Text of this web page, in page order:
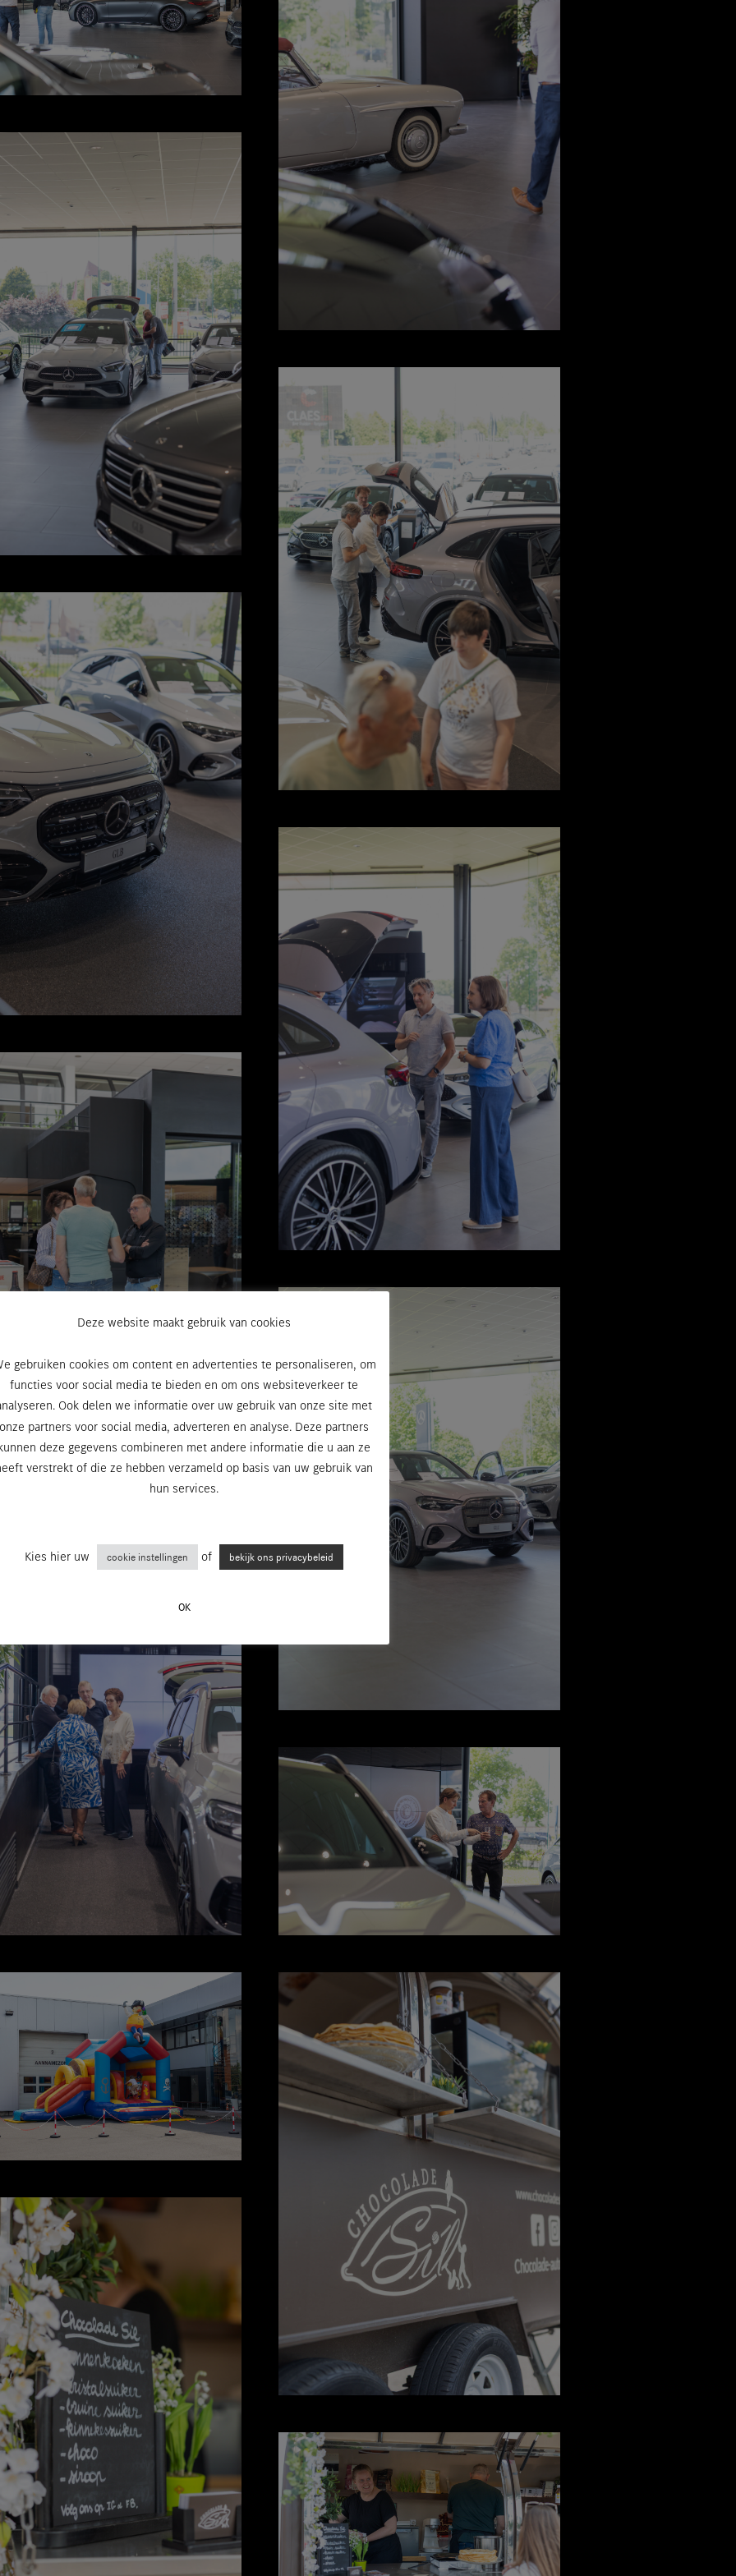
Deze website maakt gebruik van cookies
gebruiken cookies om content en advertenties te personaliseren, om
functies voor social media te bieden en om ons websiteverkeer te
Ook delen we informatie over uw gebruik van onze site met
onze partners voor social media, adverteren en analyse. Deze partners
deze gegevens combineren met andere informatie die u aan ze
verstrekt of die ze hebben verzameld op basis van uw gebruik van
hun services.
Kies hier uw cookie instellingen of bekijk ons privacybeleid
OK